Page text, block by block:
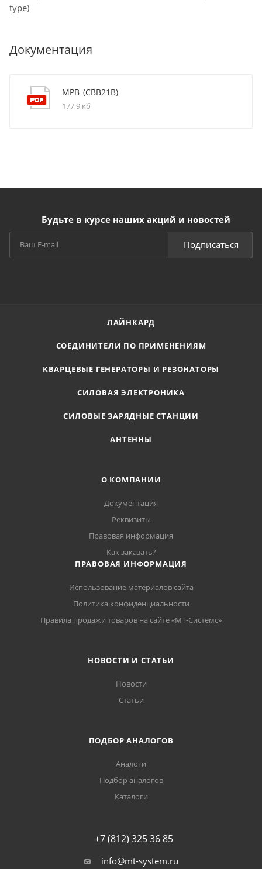
type)
Документация
MPB_(CBB21B)
177,9 кб
Будьте в курсе наших акций и новостей
Подписаться
ЛАЙНКАРД
СОЕДИНИТЕЛИ ПО ПРИМЕНЕНИЯМ
КВАРЦЕВЫЕ ГЕНЕРАТОРЫ И РЕЗОНАТОРЫ
СИЛОВАЯ ЭЛЕКТРОНИКА
СИЛОВЫЕ ЗАРЯДНЫЕ СТАНЦИИ
АНТЕННЫ
О КОМПАНИИ
Документация
Реквизиты
Правовая информация
Как заказать?
ПРАВОВАЯ ИНФОРМАЦИЯ
Использование материалов сайта
Политика конфиденциальности
Правила продажи товаров на сайте «МТ-Системс»
НОВОСТИ И СТАТЬИ
Новости
Статьи
ПОДБОР АНАЛОГОВ
Аналоги
Подбор аналогов
Каталоги
+7 (812) 325 36 85
info@mt-system.ru